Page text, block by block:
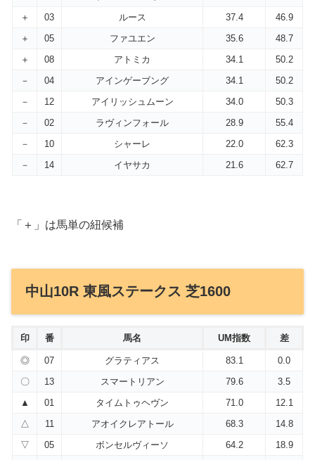
＋
03 ルース 37.4
46.9
＋
05 ファユエン 35.6
48.7
＋
08 アトミカ 34.1
50.2
－
04 アインゲーブング 34.1
50.2
－
12 アイリッシュムーン 34.0
50.3
－
02 ラヴィンフォール 28.9
55.4
－
10 シャーレ 22.0
62.3
－
14 イヤサカ 21.6 62.7
「＋」は馬単の紐候補
中山10R 東風ステークス 芝1600
印 番 馬名 UM指数 差
◎ 07 グラティアス 83.1
0.0
〇
13 スマートリアン 79.6
3.5
▲
01 タイムトゥヘヴン 71.0
12.1
△
11 アオイクレアトール 68.3
14.8
▽
05 ボンセルヴィーソ 64.2
18.9